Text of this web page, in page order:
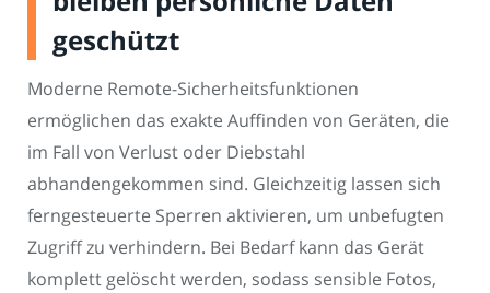
geschützt
Moderne Remote-Sicherheitsfunktionen
ermöglichen das exakte Auffinden von Geräten, die
im Fall von Verlust oder Diebstahl
abhandengekommen sind. Gleichzeitig lassen sich
ferngesteuerte Sperren aktivieren, um unbefugten
Zugriff zu verhindern. Bei Bedarf kann das Gerät
komplett gelöscht werden, sodass sensible Fotos,